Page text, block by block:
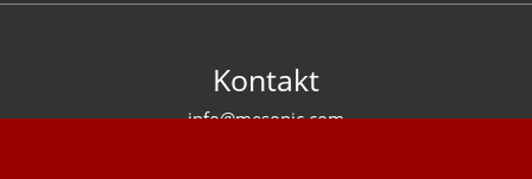
Kontakt
info@mesonic.com